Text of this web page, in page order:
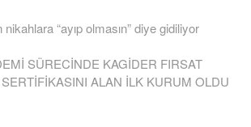
“ayıp olmasın” diye gidiliyor
SÜRECİNDE KAGİDER FIRSAT
ALAN İLK KURUM OLDU